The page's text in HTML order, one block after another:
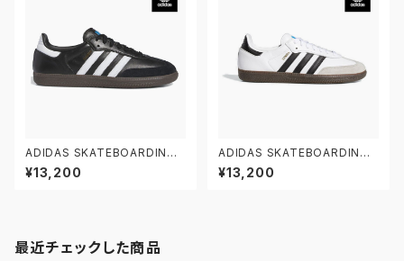
ADIDAS SKATEBOARDING
SAMBA ADV IE3100 22.5-2
9.0 アディダス スケートボーデ
¥13,200
ADIDAS SKATEBOARDING
SAMBA ADV GZ8477 22.5-
29.0 アディダス スケートボーデ
¥13,200
最近チェックした商品